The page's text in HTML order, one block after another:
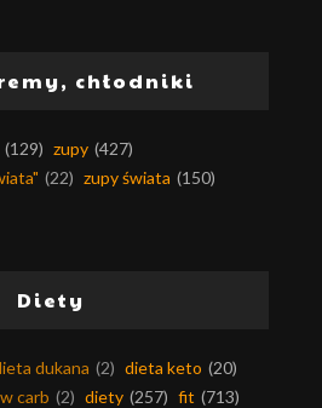
chłodniki
(129) zupy (427)
(22) zupy świata (150)
Diety
dukana (2) dieta keto (20)
carb (2) diety (257) fit (713)